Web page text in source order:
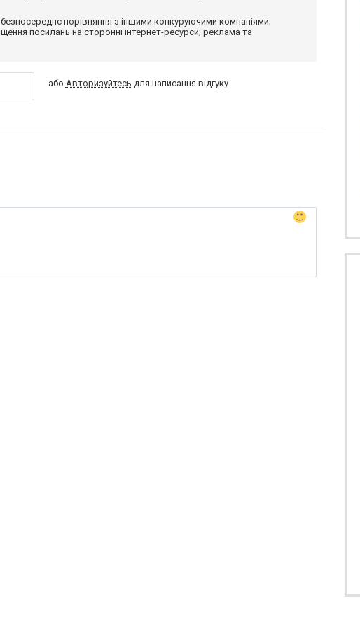
порівняння з іншими конкуруючими компаніями;
посилань на сторонні інтернет-ресурси; реклама та
або Авторизуйтесь для написання відгуку